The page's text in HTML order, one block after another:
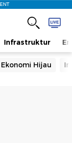
Infrastruktur
Ekonomi Hijau